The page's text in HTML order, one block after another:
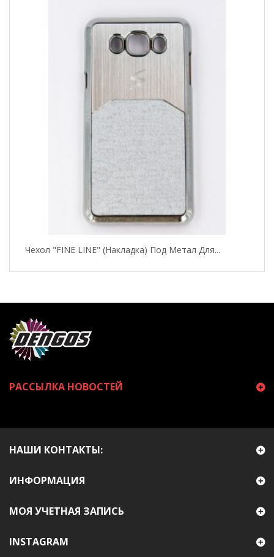
Чехол "FINE LINE" (накладка) Под Метал Для...
РАССЫЛКА НОВОСТЕЙ
НАШИ КОНТАКТЫ:
ИНФОРМАЦИЯ
МОЯ УЧЕТНАЯ ЗАПИСЬ
INSTAGRAM